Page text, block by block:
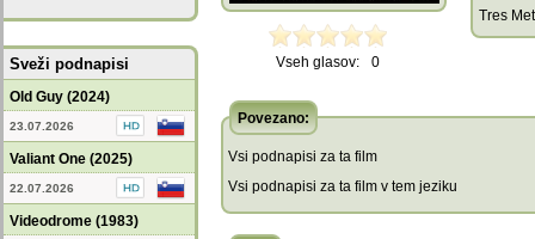
Sveži podnapisi
Old Guy (2024)
23.07.2026
Valiant One (2025)
22.07.2026
Videodrome (1983)
Vseh glasov: 0
Tres
Povezano:
Vsi podnapisi za ta film
Vsi podnapisi za ta film v tem jeziku